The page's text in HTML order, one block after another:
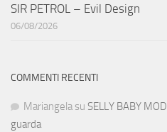
SIR PETROL – Evil Design
06/08/2026
COMMENTI RECENTI
Mariangela su SELLY BABY
guarda